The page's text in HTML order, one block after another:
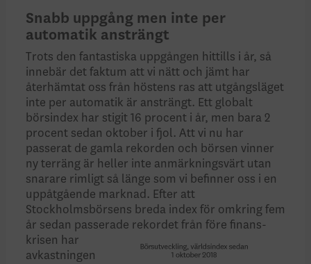
Snabb uppgång men inte per
automatik ansträngt
Trots den fantastiska uppgången hittills i år, så
innebär det faktum att vi nätt och jämt har
återhämtat oss från höstens ras att utgångsläget
inte per automatik är ansträngt. Ett globalt
börsindex har stigit 16 procent i år, men bara 2
procent sedan oktober i fjol. Att vi nu har
passerat de gamla rekorden och börsen vinner
ny terräng är heller inte anmärkningsvärt utan
snarare rimligt så länge som vi befinner oss i en
uppåt­gående marknad. Efter att
Stockholmsbörsens breda index för omkring fem
år sedan passerade rekordet från före finans­
krisen har
avkastningen